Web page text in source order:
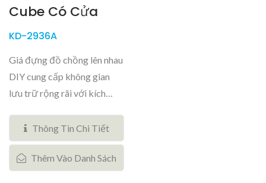
Cube Có Cửa
KD-2936A
Giá đựng đồ chồng lên nhau
DIY cung cấp không gian
lưu trữ rộng rãi với kích
Thông Tin Chi Tiết
Thêm Vào Danh Sách